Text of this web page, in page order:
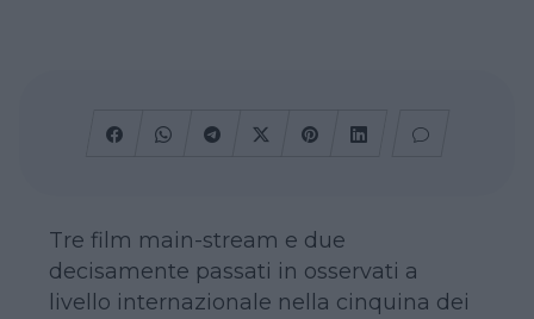
Tre film main-stream e due
decisamente passati in osservati a
livello internazionale nella cinquina dei